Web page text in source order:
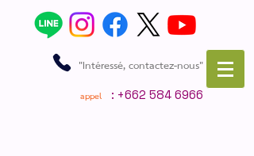
"Intéressé, contactez-nous"
appel : +662 584 6966